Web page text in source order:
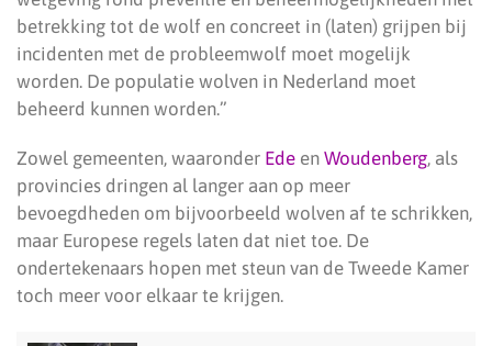
betrekking tot de wolf en concreet in (laten) grijpen bij
incidenten met de probleemwolf moet mogelijk
worden. De populatie wolven in Nederland moet
beheerd kunnen worden.”
Zowel gemeenten, waaronder Ede en Woudenberg, als
provincies dringen al langer aan op meer
bevoegdheden om bijvoorbeeld wolven af te schrikken,
maar Europese regels laten dat niet toe. De
ondertekenaars hopen met steun van de Tweede Kamer
toch meer voor elkaar te krijgen.